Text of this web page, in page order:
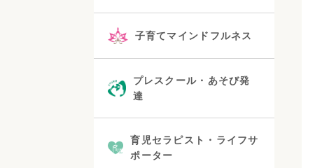
子育てマインドフルネス
プレスクール・あそび発
達
育児セラピスト・ライフサ
ポーター